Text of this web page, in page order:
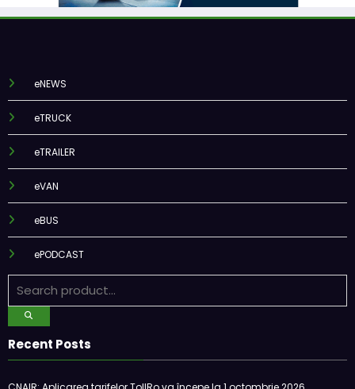
eNEWS
eTRUCK
eTRAILER
eVAN
eBUS
ePODCAST
Recent Posts